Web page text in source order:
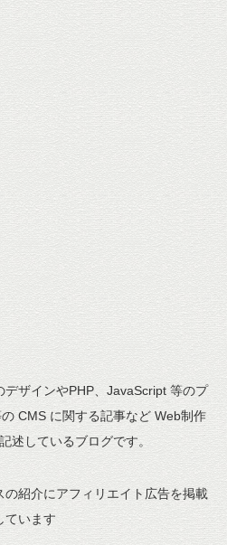
ザインやPHP、JavaScript 等のプ
CMS に関する記事など Web制作
述しているブログです。
紹介にアフィリエイト広告を掲載
ています